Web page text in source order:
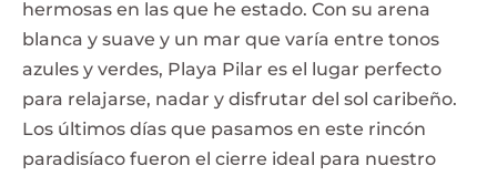
hermosas en las que he estado. Con su arena
blanca y suave y un mar que varía entre tonos
azules y verdes, Playa Pilar es el lugar perfecto
para relajarse, nadar y disfrutar del sol caribeño.
Los últimos días que pasamos en este rincón
paradisíaco fueron el cierre ideal para nuestro